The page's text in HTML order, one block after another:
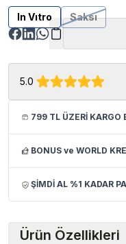
In Vıtro
Saksı
5.0
799 TL ÜZERİ KARGO
BONUS ve WORLD
ŞİMDİ AL %1 KADAR
Ürün Özellikleri